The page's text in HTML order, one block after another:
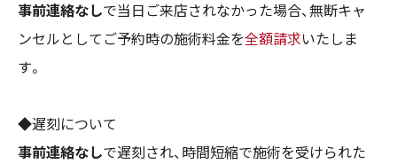
事前連絡なしで当日ご来店されなかった場合、無断キャ
ンセルとしてご予約時の施術料金を全額請求いたしま
す。
◆遅刻について
事前連絡なしで遅刻され、時間短縮で施術を受けられた